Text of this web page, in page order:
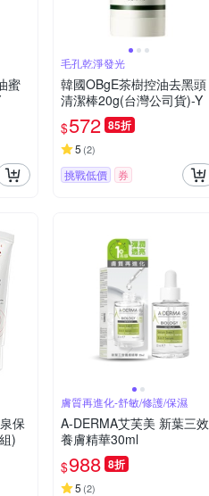
蜜
毛孔乾淨發光
韓國OBgE茶樹控油去黑頭
清潔棒20g(台灣公司貨)-Y
$572 85折
5 (2)
挑戰低價 券
保
)
膚質再進化-舒敏/修護/保濕
A-DERMA艾芙美 新葉三效
養膚精華30ml
$988 8折
5 (2)